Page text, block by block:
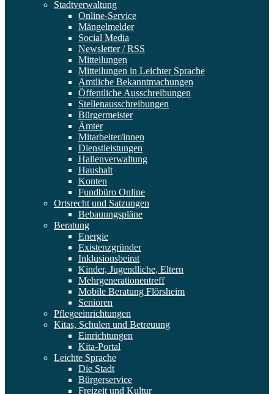
Stadtverwaltung
Online-Service
Mängelmelder
Social Media
Newsletter / RSS
Mitteilungen
Mitteilungen in Leichter Sprache
Amtliche Bekanntmachungen
Öffentliche Ausschreibungen
Stellenausschreibungen
Bürgermeister
Ämter
Mitarbeiter/innen
Dienstleistungen
Hallenverwaltung
Haushalt
Konten
Fundbüro Online
Ortsrecht und Satzungen
Bebauungspläne
Beratung
Energie
Existenzgründer
Inklusionsbeirat
Kinder, Jugendliche, Eltern
Mehrgenerationentreff
Mobile Beratung Flörsheim
Senioren
Pflegeeinrichtungen
Kitas, Schulen und Betreuung
Einrichtungen
Kita-Portal
Leichte Sprache
Die Stadt
Bürgerservice
Freizeit und Kultur